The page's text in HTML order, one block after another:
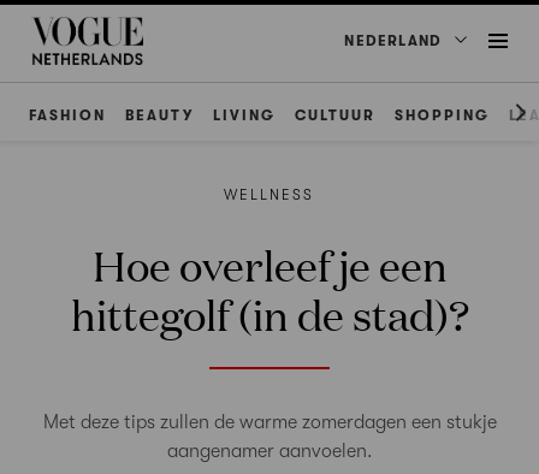
NEDERLAND
FASHION BEAUTY LIVING CULTUUR SHOPPING
WELLNESS
Hoe overleef je een
hittegolf (in de stad)?
Met deze tips zullen de warme zomerdagen een stukje
aangenamer aanvoelen.